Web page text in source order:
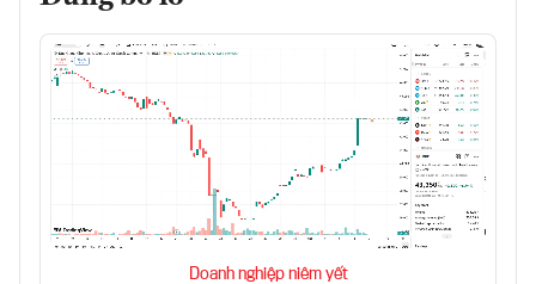
Doanh nghiệp niêm yết